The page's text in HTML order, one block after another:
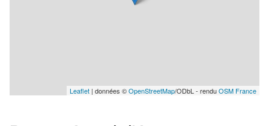
Leaflet | données ©OpenStreetMap/ODbL - renduOSM France